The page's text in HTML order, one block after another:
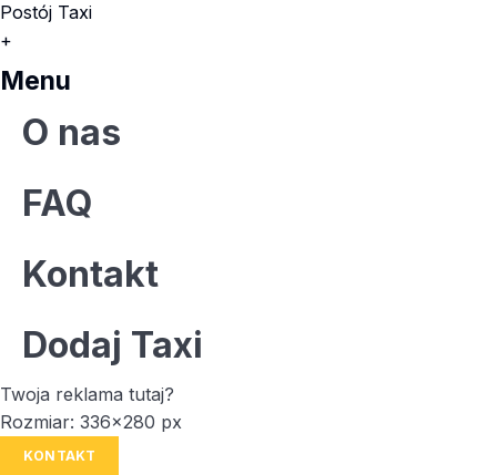
Postój Taxi
+
Menu
O nas
FAQ
Kontakt
Dodaj Taxi
Twoja reklama tutaj?
Rozmiar: 336x280 px
KONTAKT